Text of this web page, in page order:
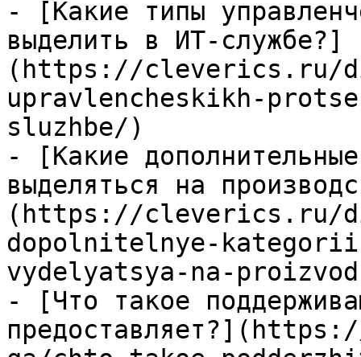
- [Какие типы
выделить в ИТ-службе?]
(https://cleverics.ru/
upravlencheskikh-
sluzhbe/)
- [Какие
выделяться на
(https://cleverics.ru/
dopolnitelnye-
vydelyatsya-na-
- [Что такое